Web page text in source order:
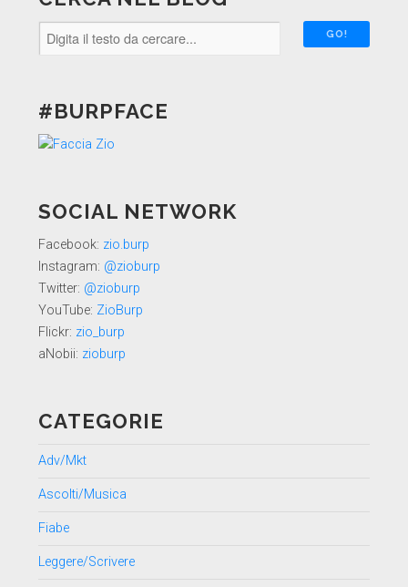
#BURPFACE
SOCIAL NETWORK
Facebook: zio.burp
Instagram: @zioburp
Twitter: @zioburp
YouTube: ZioBurp
Flickr: zio_burp
aNobii: zioburp
CATEGORIE
Adv/Mkt
Ascolti/Musica
Fiabe
Leggere/Scrivere